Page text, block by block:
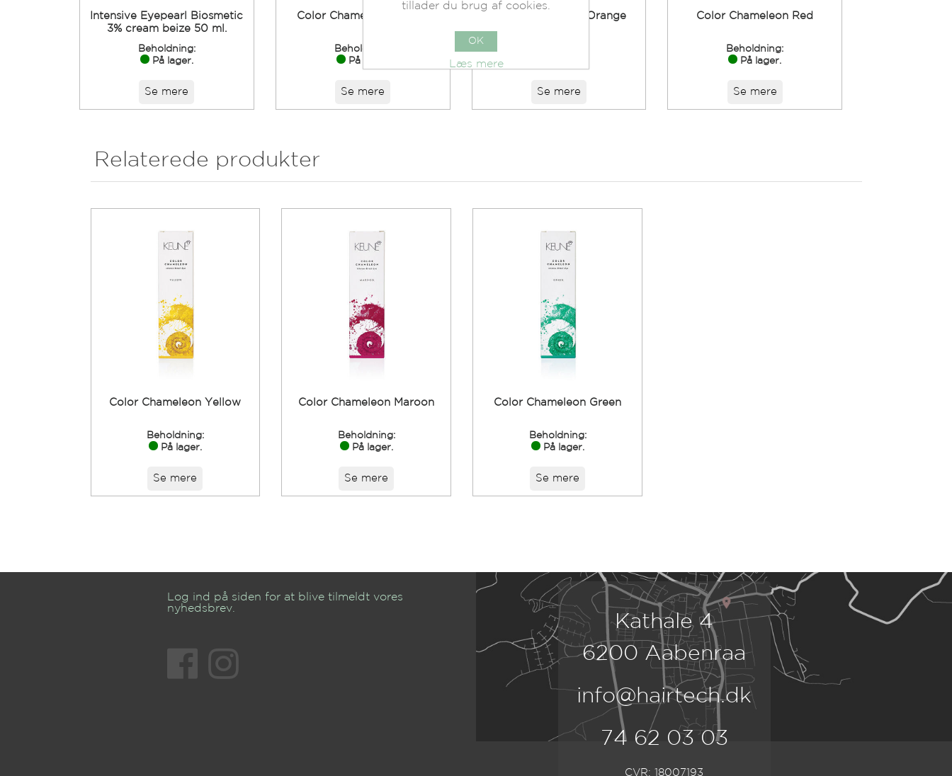
Intensive Eyepearl Biosmetic
3% cream beize 50 ml.
Beholdning:
På lager.
Se mere
Color Chameleon Yellow
Beholdning:
På lager.
Se mere
Color Chameleon Orange
Se mere
Color Chameleon Red
Beholdning:
På lager.
Se mere
Relaterede produkter
Color Chameleon Yellow
Beholdning:
På lager.
Se mere
Color Chameleon Maroon
Beholdning:
På lager.
Se mere
Color Chameleon Green
Beholdning:
På lager.
Se mere
Log ind på siden for at blive tilmeldt vores
nyhedsbrev.
Kathale 4
6200 Aabenraa
info@hairtech.dk
74 62 03 03
CVR: 18007193
tillader du brug af cookies.
OK
Læs mere